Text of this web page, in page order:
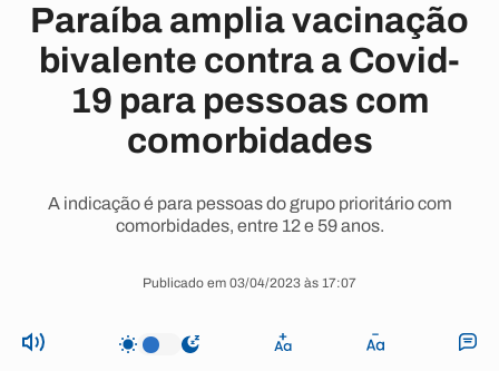
Paraíba amplia vacinação
bivalente contra a Covid-
19 para pessoas com
comorbidades
A indicação é para pessoas do grupo prioritário com
comorbidades, entre 12 e 59 anos.
Publicado em 03/04/2023 às 17:07